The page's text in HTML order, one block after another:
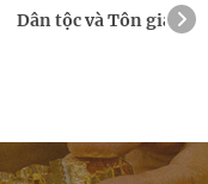
Dân tộc và Tôn giáo